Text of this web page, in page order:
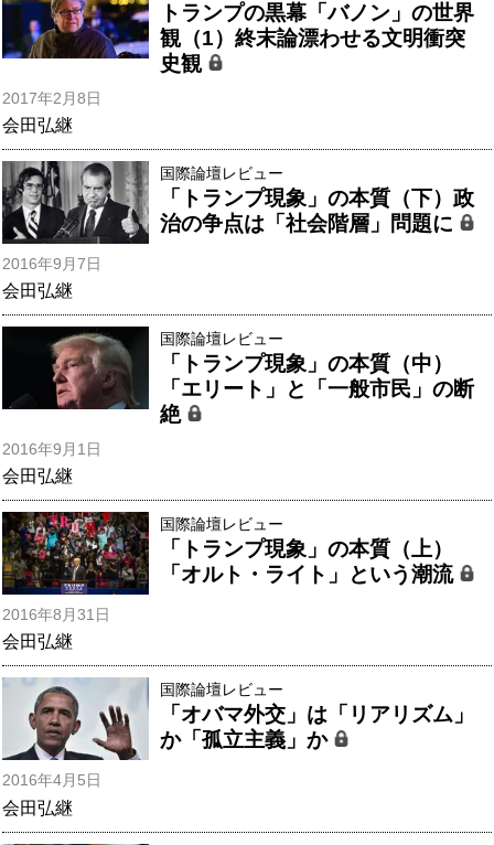
トランプの黒幕「バノン」の世界
観（1）終末論漂わせる文明衝突
史観
2017年2月8日
会田弘継
国際論壇レビュー
「トランプ現象」の本質（下）政
治の争点は「社会階層」問題に
2016年9月7日
会田弘継
国際論壇レビュー
「トランプ現象」の本質（中）
「エリート」と「一般市民」の断
絶
2016年9月1日
会田弘継
国際論壇レビュー
「トランプ現象」の本質（上）
「オルト・ライト」という潮流
2016年8月31日
会田弘継
国際論壇レビュー
「オバマ外交」は「リアリズム」
か「孤立主義」か
2016年4月5日
会田弘継